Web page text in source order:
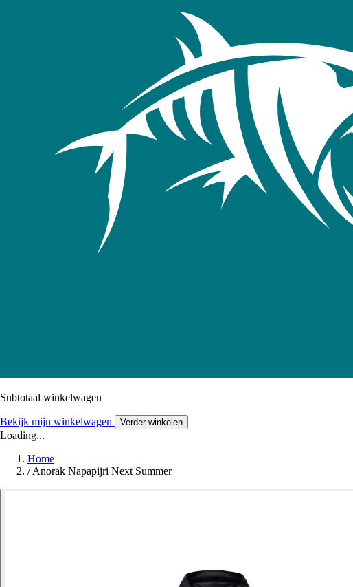
Subtotaal winkelwagen
Bekijk mijn winkelwagen Verder winkelen
Loading...
Home
/ Anorak Napapijri Next Summer